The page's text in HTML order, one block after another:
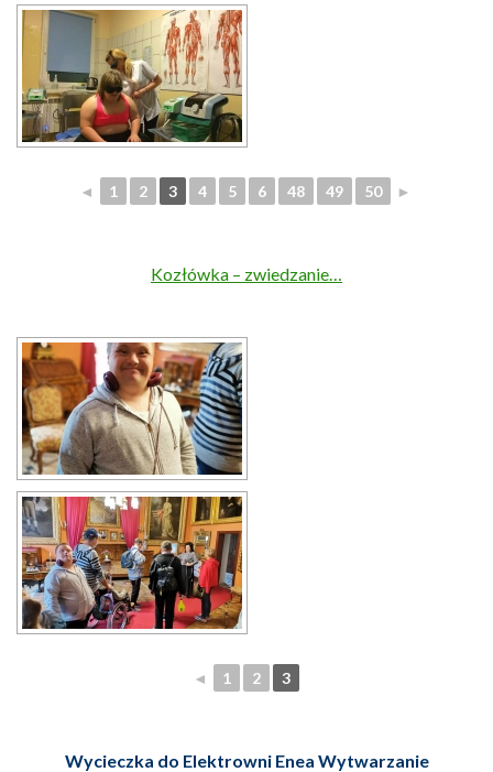
◄ 1 2 3 4 5 6 48 49 50 ►
Kozłówka – zwiedzanie…
◄ 1 2 3
Wycieczka do Elektrowni Enea Wytwarzanie